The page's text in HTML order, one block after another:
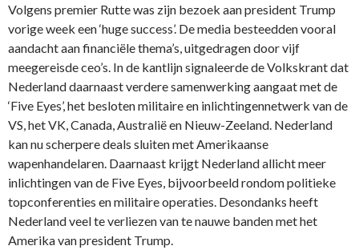
Volgens premier Rutte was zijn bezoek aan president Trump
vorige week een ‘huge success’. De media besteedden vooral
aandacht aan financiële thema’s, uitgedragen door vijf
meegereisde ceo’s. In de kantlijn signaleerde de Volkskrant dat
Nederland daarnaast verdere samenwerking aangaat met de
‘Five Eyes’, het besloten militaire en inlichtingennetwerk van de
VS, het VK, Canada, Australië en Nieuw-Zeeland. Nederland
kan nu scherpere deals sluiten met Amerikaanse
wapenhandelaren. Daarnaast krijgt Nederland allicht meer
inlichtingen van de Five Eyes, bijvoorbeeld rondom politieke
topconferenties en militaire operaties. Desondanks heeft
Nederland veel te verliezen van te nauwe banden met het
Amerika van president Trump.